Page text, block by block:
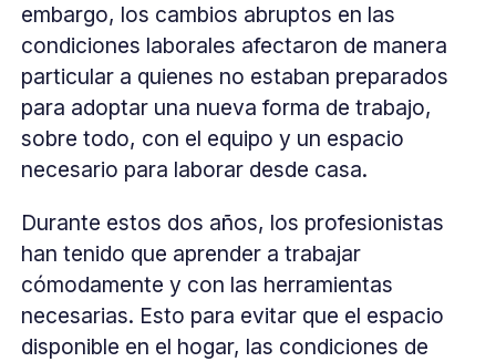
embargo, los cambios abruptos en las
condiciones laborales afectaron de manera
particular a quienes no estaban preparados
para adoptar una nueva forma de trabajo,
sobre todo, con el equipo y un espacio
necesario para laborar desde casa.
Durante estos dos años, los profesionistas
han tenido que aprender a trabajar
cómodamente y con las herramientas
necesarias. Esto para evitar que el espacio
disponible en el hogar, las condiciones de